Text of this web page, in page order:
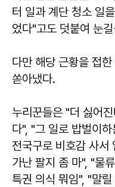
터 일과 계단 청소 일
었다"고도 덧붙여 눈
다만 해당 근황을 접
쏟아냈다.
누리꾼들은 "더 싫어
다", "그 일로 밥벌이
전국구로 비호감 사서
가난 팔지 좀 마", "물
특권 의식 뭐임", "말